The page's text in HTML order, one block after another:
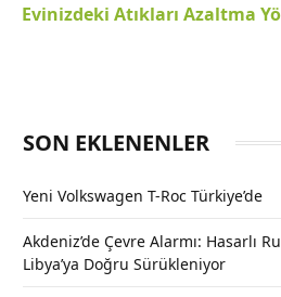
Evinizdeki Atıkları Azaltma
SON EKLENENLER
Yeni Volkswagen T-Roc Türkiye’de
Akdeniz’de Çevre Alarmı: Hasarlı
Libya’ya Doğru Sürükleniyor